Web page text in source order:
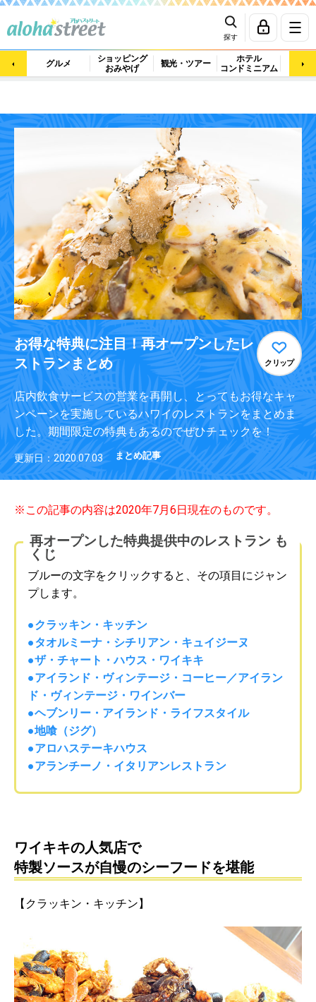
探す
グルメ
ショッピング
おみやげ
観光・ツアー
ホテル
コンドミニアム
マッ
お得な特典に注目！再オープンしたレ
ストランまとめ
クリップ
店内飲食サービスの営業を再開し、とってもお得なキャ
ンペーンを実施しているハワイのレストランをまとめま
した。期間限定の特典もあるのでぜひチェックを！
更新日：2020.07.03 まとめ記事
※この記事の内容は2020年7月6日現在のものです。
再オープンした特典提供中のレストラン も
くじ
ブルーの文字をクリックすると、その項目にジャン
プします。
●クラッキン・キッチン
●タオルミーナ・シチリアン・キュイジーヌ
●ザ・チャート・ハウス・ワイキキ
●アイランド・ヴィンテージ・コーヒー／アイラン
ド・ヴィンテージ・ワインバー
●ヘブンリー・アイランド・ライフスタイル
●地喰（ジグ）
●アロハステーキハウス
●アランチーノ・イタリアンレストラン
ワイキキの人気店で
特製ソースが自慢のシーフードを堪能
【クラッキン・キッチン】